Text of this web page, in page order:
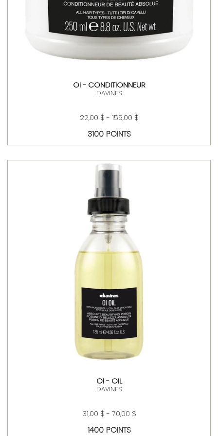
OI - CONDITIONNEUR
DAVINES
22,00 $ - 155,00 $
3100 POINTS
OI - OIL
DAVINES
31,00 $ - 70,00 $
1400 POINTS